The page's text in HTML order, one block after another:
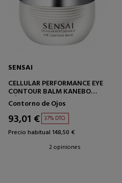
SENSAI
CELLULAR PERFORMANCE EYE
CONTOUR BALM KANEBO
BÁLSAMO CONTORNO DE
OJOS
Contorno de Ojos
93,01 € 37% DTO.
Precio habitual 148,50 €
2 opiniones